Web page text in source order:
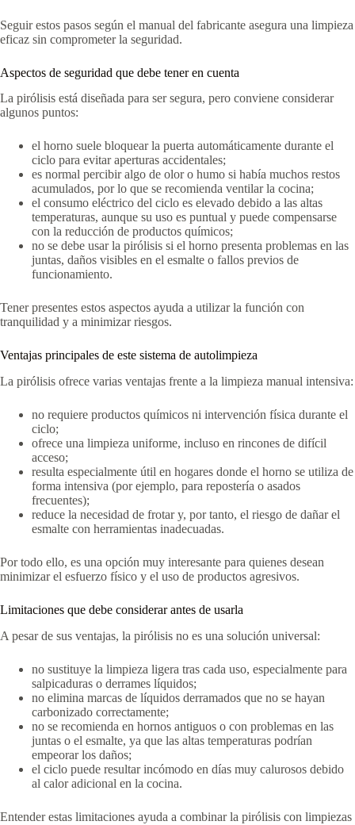
Seguir estos pasos según el manual del fabricante asegura una limpieza
eficaz sin comprometer la seguridad.
Aspectos de seguridad que debe tener en cuenta
La pirólisis está diseñada para ser segura, pero conviene considerar
algunos puntos:
el horno suele bloquear la puerta automáticamente durante el
ciclo para evitar aperturas accidentales;
es normal percibir algo de olor o humo si había muchos restos
acumulados, por lo que se recomienda ventilar la cocina;
el consumo eléctrico del ciclo es elevado debido a las altas
temperaturas, aunque su uso es puntual y puede compensarse
con la reducción de productos químicos;
no se debe usar la pirólisis si el horno presenta problemas en las
juntas, daños visibles en el esmalte o fallos previos de
funcionamiento.
Tener presentes estos aspectos ayuda a utilizar la función con
tranquilidad y a minimizar riesgos.
Ventajas principales de este sistema de autolimpieza
La pirólisis ofrece varias ventajas frente a la limpieza manual intensiva:
no requiere productos químicos ni intervención física durante el
ciclo;
ofrece una limpieza uniforme, incluso en rincones de difícil
acceso;
resulta especialmente útil en hogares donde el horno se utiliza de
forma intensiva (por ejemplo, para repostería o asados
frecuentes);
reduce la necesidad de frotar y, por tanto, el riesgo de dañar el
esmalte con herramientas inadecuadas.
Por todo ello, es una opción muy interesante para quienes desean
minimizar el esfuerzo físico y el uso de productos agresivos.
Limitaciones que debe considerar antes de usarla
A pesar de sus ventajas, la pirólisis no es una solución universal:
no sustituye la limpieza ligera tras cada uso, especialmente para
salpicaduras o derrames líquidos;
no elimina marcas de líquidos derramados que no se hayan
carbonizado correctamente;
no se recomienda en hornos antiguos o con problemas en las
juntas o el esmalte, ya que las altas temperaturas podrían
empeorar los daños;
el ciclo puede resultar incómodo en días muy calurosos debido
al calor adicional en la cocina.
Entender estas limitaciones ayuda a combinar la pirólisis con limpiezas